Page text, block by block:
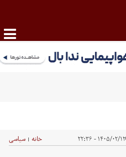
۱۴۰۵/۰۲/۱۲ - ۲۲:۳۶ خانه | سیاسی